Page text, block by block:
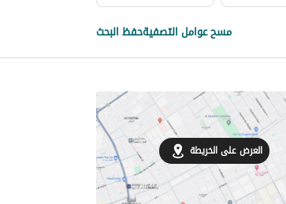
مسح عوامل التصفيةحفظ البحث
العرض على الخريطة